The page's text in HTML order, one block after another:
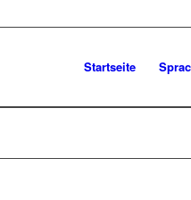
Startseite